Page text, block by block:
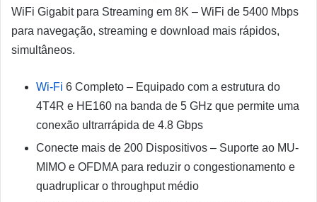
WiFi Gigabit para Streaming em 8K – WiFi de 5400 Mbps
para navegação, streaming e download mais rápidos,
simultâneos.
Wi-Fi 6 Completo – Equipado com a estrutura do
4T4R e HE160 na banda de 5 GHz que permite uma
conexão ultrarrápida de 4.8 Gbps
Conecte mais de 200 Dispositivos – Suporte ao MU-
MIMO e OFDMA para reduzir o congestionamento e
quadruplicar o throughput médio